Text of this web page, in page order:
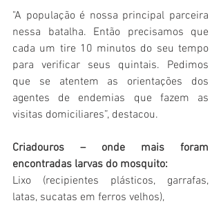
"A população é nossa principal parceira
nessa batalha. Então precisamos que
cada um tire 10 minutos do seu tempo
para verificar seus quintais. Pedimos
que se atentem as orientações dos
agentes de endemias que fazem as
visitas domiciliares”, destacou.
Criadouros – onde mais foram
encontradas larvas do mosquito:
Lixo (recipientes plásticos, garrafas,
latas, sucatas em ferros velhos),